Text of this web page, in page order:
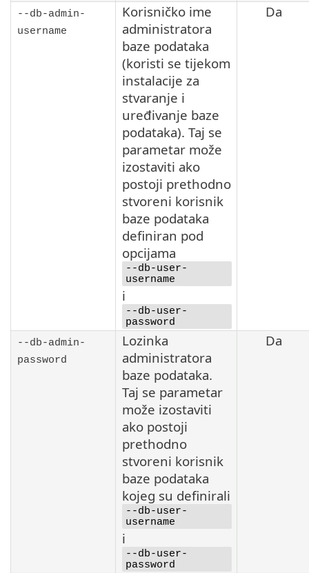
--db-admin-
username
Korisničko ime
administratora
baze podataka
(koristi se tijekom
instalacije za
stvaranje i
uređivanje baze
podataka). Taj se
parametar može
izostaviti ako
postoji prethodno
stvoreni korisnik
baze podataka
definiran pod
opcijama
--db-user-
username
i
--db-user-
password
Da
--db-admin-
password
Lozinka
administratora
baze podataka.
Taj se parametar
može izostaviti
ako postoji
prethodno
stvoreni korisnik
baze podataka
kojeg su definirali
--db-user-
username
i
--db-user-
password
Da